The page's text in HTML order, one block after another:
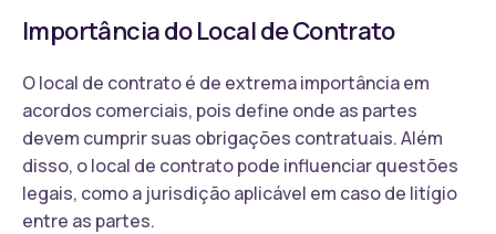
Importância do Local de Contrato
O local de contrato é de extrema importância em
acordos comerciais, pois define onde as partes
devem cumprir suas obrigações contratuais. Além
disso, o local de contrato pode influenciar questões
legais, como a jurisdição aplicável em caso de litígio
entre as partes.